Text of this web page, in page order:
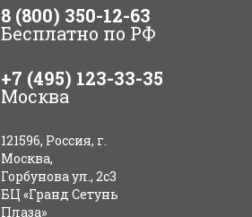
8 (800) 350-12-63
Бесплатно по РФ
+7 (495) 123-33-35
Москва
121596, Россия, г.
Москва,
Горбунова ул., 2с3
БЦ «Гранд Сетунь
Плаза»